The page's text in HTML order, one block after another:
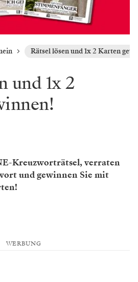
Rätsel lösen und 1x 2 Karten
und 1x 2
Kreuzworträtsel, verraten
und gewinnen Sie mit
WERBUNG